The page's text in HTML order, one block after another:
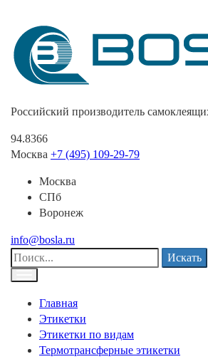
Российский производитель
94.8366
Москва +7 (495) 109-29-79
Москва
СПб
Воронеж
info@bosla.ru
Искать
Главная
Этикетки
Этикетки по видам
Термотрансферные этикетки